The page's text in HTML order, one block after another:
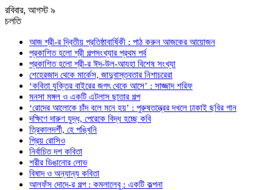
রবিবার, আগস্ট ৯
চলতি
আজ শ্রী-র দ্বিতীয় প্রতিষ্ঠাবার্ষিকী : পাঠ করুন আজকের আয়োজন
প্রকাশিত হলো শ্রী গল্পসংখ্যার প্রথম পর্ব
প্রকাশিত হলো শ্রী-র ঈদ-উল-আযহা বিশেষ সংখ্যা
শেহেরজাদ থেকে মার্কেস, জাদুবাস্তবতার নিশাচরেরা
‘কবিতা যুক্তির বাইরের জগৎ থেকে আসে’ : সাজ্জাদ শরিফ
মনসা মঙ্গল ও একটি এটলাস ছাতার গল্প
‘রোদের আলোকে চাঁদ বলে মনে হয়’ : পুরুষতন্ত্রের দখলে ঢাকাই ছবির গান
দক্ষিণে দারুণ যুদ্ধ, পেরেকে বিদ্ধ হচ্ছে কবি
ত্রিকালদর্শী, হে পঙ্খিনি
প্রিয় রোসিও
নির্বাচিত দশ কবিতা
শরীর ডিঙানোর লোভ
বিষাদ ও অন্যান্য কবিতা
আলফঁস দোদে-র গল্প : কমলালেবু : একটি কল্পনা